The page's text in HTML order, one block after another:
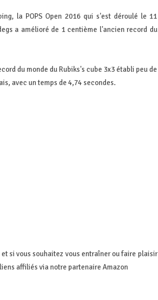
la POPS Open 2016 qui s'est déroulé le 11
a amélioré de 1 centième l'ancien record du
du monde du Rubiks's cube 3x3 établi peu de
avec un temps de 4,74 secondes.
si vous souhaitez vous entraîner ou faire plaisir
affiliés via notre partenaire Amazon